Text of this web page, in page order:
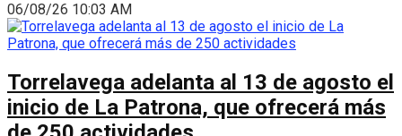
06/08/26 10:03 AM
Torrelavega adelanta al 13 de agosto el
inicio de La Patrona, que ofrecerá más